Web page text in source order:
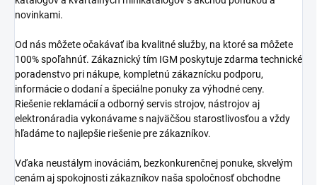
novinkami.
Od nás môžete očakávať iba kvalitné služby, na ktoré sa môžete
100% spoľahnúť. Zákaznický tím IGM poskytuje zdarma technické
poradenstvo pri nákupe, kompletnú zákaznícku podporu,
informácie o dodaní a špeciálne ponuky za výhodné ceny.
Riešenie reklamácií a odborný servis strojov, nástrojov aj
elektronáradia vykonávame s najväčšou starostlivosťou a vždy
hľadáme to najlepšie riešenie pre zákazníkov.
Vďaka neustálym inováciám, bezkonkurenčnej ponuke, skvelým
cenám aj spokojnosti zákazníkov naša spoločnosť obchodne